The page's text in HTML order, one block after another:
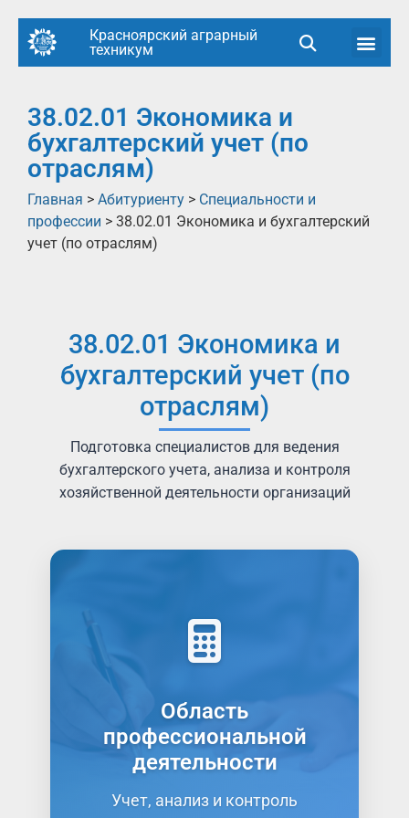
Красноярский аграрный
техникум
38.02.01 Экономика и
бухгалтерский учет (по
отраслям)
Главная > Абитуриенту > Специальности и
профессии > 38.02.01 Экономика и бухгалтерский
учет (по отраслям)
38.02.01 Экономика и
бухгалтерский учет (по
отраслям)
Подготовка специалистов для ведения
бухгалтерского учета, анализа и контроля
хозяйственной деятельности организаций
Область
профессиональной
деятельности
Учет, анализ и контроль
Учет имущества и обязательств
Проведение и оформление
Обработка бухгалтерской информации
Проведение расчетов с бюджетом и
внебюджетными фондами
Формирование бухгалтерской